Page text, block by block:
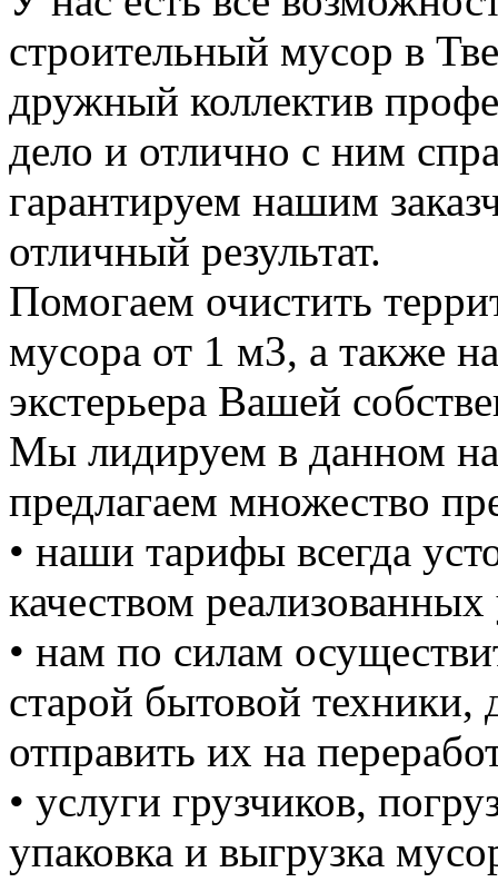
строительный мусор в
дружный коллектив
дело и отлично с ним
гарантируем нашим
отличный результат.
Помогаем очистить
мусора от 1 м3, а также
экстерьера Вашей
Мы лидируем в данном
предлагаем множество
• наши тарифы всегда
качеством реализованных
• нам по силам
старой бытовой техники,
отправить их на
• услуги грузчиков,
упаковка и выгрузка